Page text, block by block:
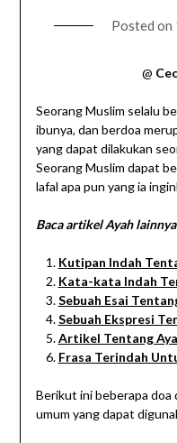
Posted on
@
Seorang Muslim selalu
ibunya, dan berdoa
yang dapat dilakukan
Seorang Muslim dapat
lafal apa pun yang ia
Baca artikel Ayah lainnya
Kutipan Indah
Kata-kata Indah
Sebuah Esai
Sebuah Ekspresi
Artikel Tentang
Frasa Terindah
Berikut ini beberapa doa
umum yang dapat